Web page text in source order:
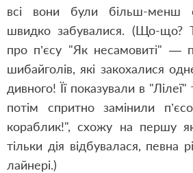
всі вони були більш-менш
швидко забувалися. (Що-що?
про п’єсу "Як несамовиті" —
шибайголів, які закохалися
дивного! Її показували в
потім спритно замінили
кораблик!", схожу на першу
тільки дія відбувалася, певна
лайнері.)